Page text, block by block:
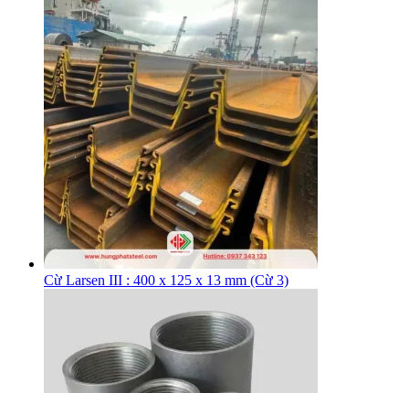
Cừ Larsen III : 400 x 125 x 13 mm (Cừ 3)